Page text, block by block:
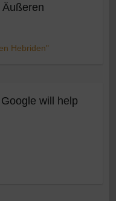
will help